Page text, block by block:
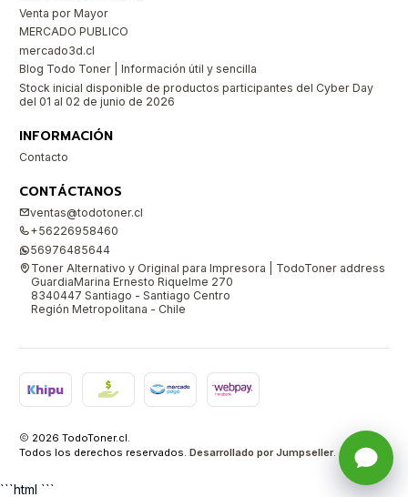
Venta por Mayor
MERCADO PUBLICO
mercado3d.cl
Blog Todo Toner | Información útil y sencilla
Stock inicial disponible de productos participantes del Cyber Day
del 01 al 02 de junio de 2026
INFORMACIÓN
Contacto
CONTÁCTANOS
ventas@todotoner.cl
+56226958460
56976485644
Toner Alternativo y Original para Impresora | TodoToner address
GuardiaMarina Ernesto Riquelme 270
8340447 Santiago - Santiago Centro
Región Metropolitana - Chile
2026 TodoToner.cl.
Todos los derechos reservados. Desarrollado por Jumpseller.
```html ```